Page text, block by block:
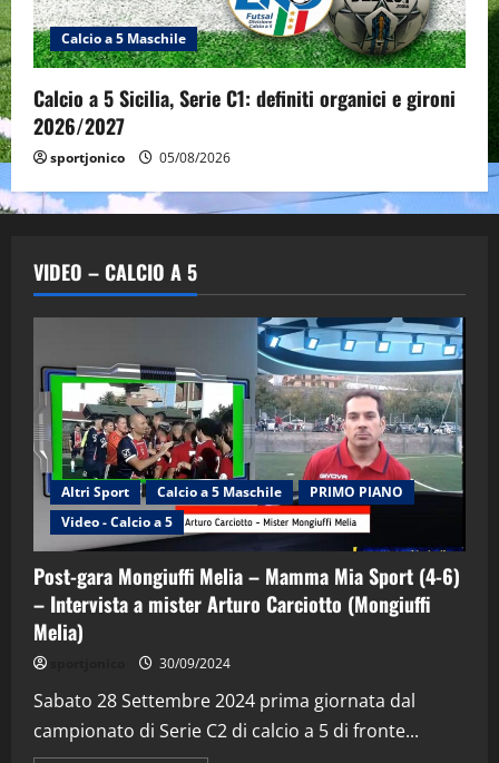
Calcio a 5 Maschile
Calcio a 5 Sicilia, Serie C1: definiti organici e gironi
2026/2027
sportjonico 05/08/2026
VIDEO – CALCIO A 5
Altri Sport Calcio a 5 Maschile
PRIMO PIANO
Video - Calcio a 5
Post-gara Mongiuffi Melia – Mamma Mia Sport (4-6)
– Intervista a mister Arturo Carciotto (Mongiuffi
Melia)
30/09/2024
Sabato 28 Settembre 2024 prima giornata dal
campionato di Serie C2 di calcio a 5 di fronte...
2
“SportEmpire” in Podcast: 29^ Puntata
(Martedi 28 Aprile 2026)
28/04/2026